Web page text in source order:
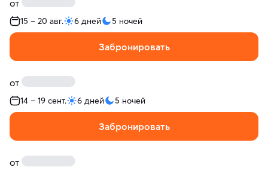
от
15 – 20 авг. 6 дней 5 ночей
Забронировать
от
14 – 19 сент. 6 дней 5 ночей
Забронировать
от